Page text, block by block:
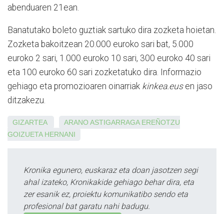
abenduaren 21ean.
Banatutako boleto guztiak sartuko dira zozketa hoietan.
Zozketa bakoitzean 20.000 euroko sari bat, 5.000
euroko 2 sari, 1.000 euroko 10 sari, 300 euroko 40 sari
eta 100 euroko 60 sari zozketatuko dira. Informazio
gehiago eta promozioaren oinarriak kinkea.eusen jaso
ditzakezu.
GIZARTEA ARANO ASTIGARRAGA EREÑOTZU
GOIZUETA HERNANI
Kronika egunero, euskaraz eta doan jasotzen segi
ahal izateko, Kronikakide gehiago behar dira, eta
zer esanik ez, proiektu komunikatibo sendo eta
profesional bat garatu nahi badugu.